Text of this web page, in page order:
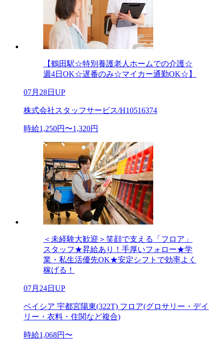
【鶴田駅☆特別養護老人ホームでの介護☆
週4日OK☆遅番のみ☆マイカー通勤OK☆】
07月28日UP
株式会社スタッフサービス/H10516374
時給1,250円〜1,320円
＜未経験大歓迎＞笑顔で支える「フロア」
スタッフ★昇給あり！手厚いフォロー★学
業・私生活優先OK★安定シフトで効率よく
稼げる！
07月24日UP
ベイシア 宇都宮陽東(322T) フロア(グロサリー・デイ
リー・衣料・住関など複合)
時給1,068円〜